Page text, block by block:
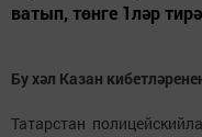
ватып, төнге 1ләр
Бу хәл Казан
Татарстан